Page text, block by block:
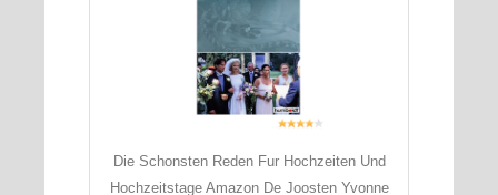
Die Schonsten Reden Fur Hochzeiten Und
Hochzeitstage Amazon De Joosten Yvonne